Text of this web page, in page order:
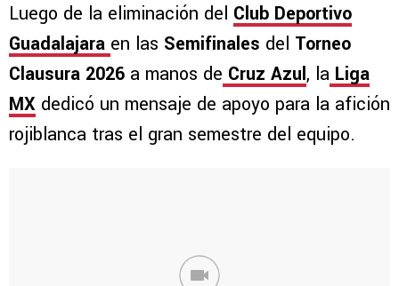
Luego de la eliminación del Club Deportivo
Guadalajara en las Semifinales del Torneo
Clausura 2026 a manos de Cruz Azul, la Liga
MX dedicó un mensaje de apoyo para la afición
rojiblanca tras el gran semestre del equipo.